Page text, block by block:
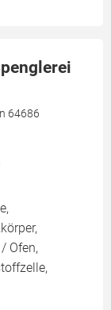
64686
Ofen,